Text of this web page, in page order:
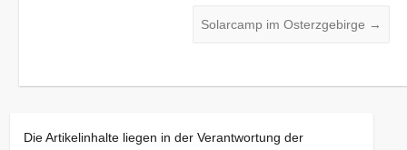
Solarcamp im Osterzgebirge →
Die Artikelinhalte liegen in der Verantwortung der